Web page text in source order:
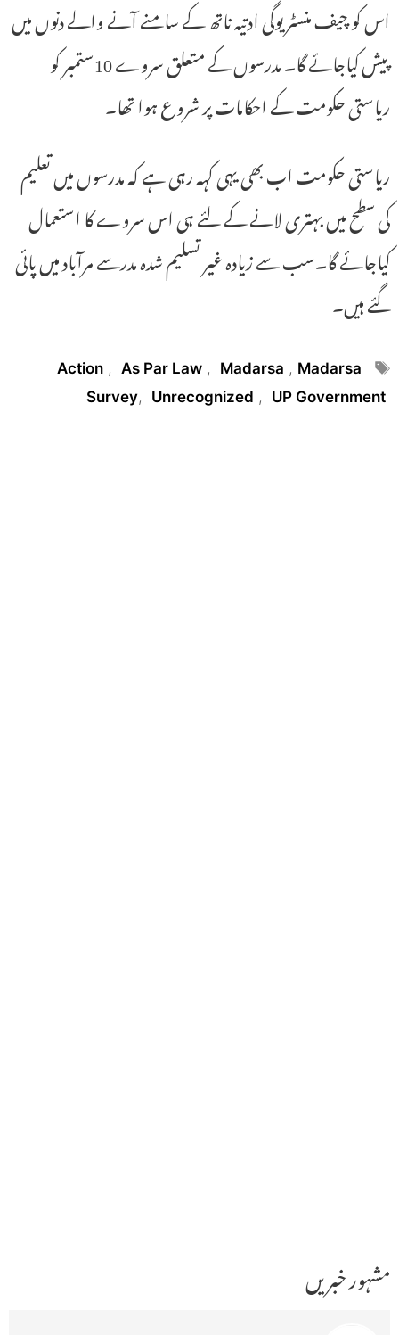
اس کو چیف منسٹر یوگی ادتیہ ناتھ کے سامنے آنے والے دنوں میں
پیش کیاجائے گا۔ مدرسوں کے متعلق سروے 10ستمبر کو
ریاستی حکومت کے احکامات پر شروع ہوا تھا۔
ریاستی حکومت اب بھی یہی کہہ رہی ہے کہ مدرسوں میں تعلیم
کی سطح میں بہتری لانے کے لئے ہی اس سروے کا استعمال
کیاجائے گا۔سب سے زیادہ غیر تسلیم شدہ مدرسے مرآباد میں پائی
گئے ہیں۔
Tags
Action , As Par Law , Madarsa , Madarsa
Survey, Unrecognized , UP Government
مشہور خبریں